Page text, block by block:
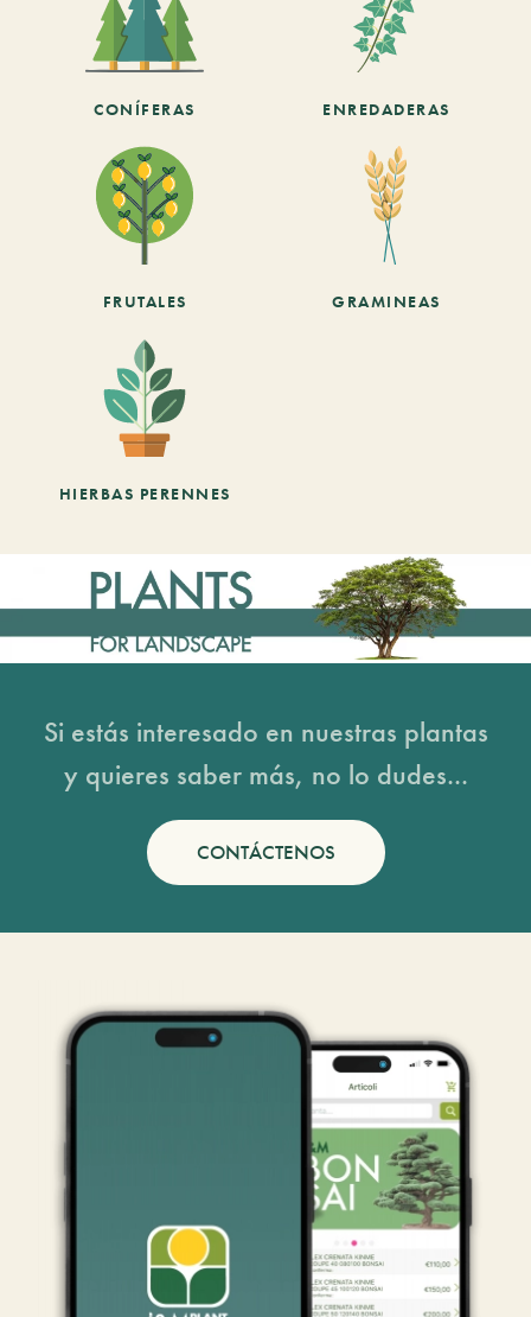
CONÍFERAS ENREDADERAS
FRUTALES GRAMINEAS
HIERBAS PERENNES
Si estás interesado en nuestras plantas
y quieres saber más, no lo dudes...
CONTÁCTENOS